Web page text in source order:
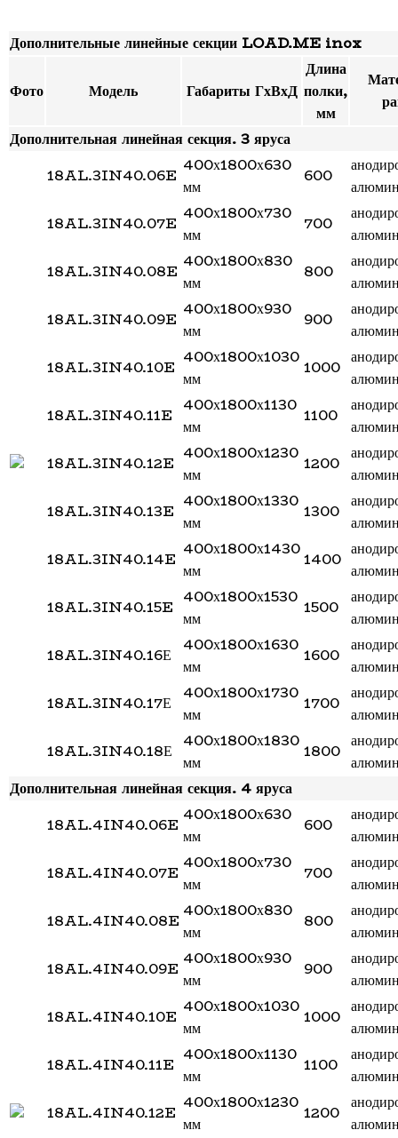
Дополнительные линейные секции LOAD.ME inox
Фото Модель Габариты ГхВхД
Длина
полки,
мм
Дополнительная линейная секция. 3 яруса
18AL.3IN40.06E 400х1800х630
мм
600
18AL.3IN40.07E 400х1800х730
мм
700
18AL.3IN40.08E 400х1800х830
мм
800
18AL.3IN40.09E 400х1800х930
мм
900
18AL.3IN40.10E 400х1800х1030
мм
1000
18AL.3IN40.11E 400х1800х1130
мм
1100
18AL.3IN40.12E 400х1800х1230
мм
1200
18AL.3IN40.13E 400х1800х1330
мм
1300
18AL.3IN40.14E 400х1800х1430
мм
1400
18AL.3IN40.15E 400х1800х1530
мм
1500
18AL.3IN40.16Е 400х1800х1630
мм
1600
18AL.3IN40.17Е 400х1800х1730
мм
1700
18AL.3IN40.18Е 400х1800х1830
мм
1800
Дополнительная линейная секция. 4 яруса
18AL.4IN40.06E 400х1800х630
мм
600
18AL.4IN40.07E 400х1800х730
мм
700
18AL.4IN40.08E 400х1800х830
мм
800
18AL.4IN40.09E 400х1800х930
мм
900
18AL.4IN40.10E 400х1800х1030
мм
1000
18AL.4IN40.11E 400х1800х1130
мм
1100
18AL.4IN40.12E 400х1800х1230
мм
1200